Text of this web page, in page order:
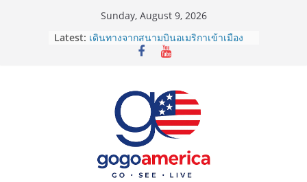
Sunday, August 9, 2026
Latest: เดินทางจากสนามบินอเมริกาเข้าเมือง
2026: LAX, JFK, SFO ไปยังไงดี?
ประเทศต้องรู้
ซิมการ์ดอเมริกา 2026: ใช้ยี่ห้อไหนดี
ที่สุด? เปรียบเทียบครบจบในบทความ
โอนเงินจากอเมริกากลับไทย ใช้วิธีไหน
ประหยัดและคุ้มที่สุดในปี 2026?
VPN สำหรับใช้ในอเมริกา 2026: ตัว